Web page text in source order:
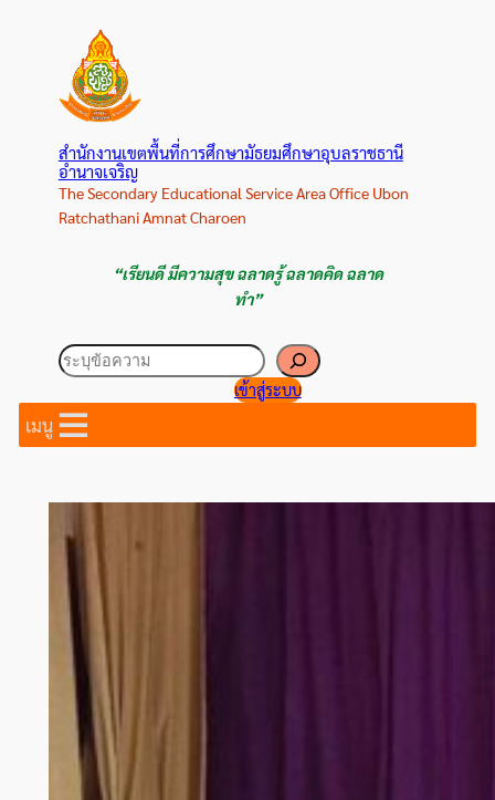
สำนักงานเขตพื้นที่การศึกษามัธยมศึกษาอุบลราชธานี
อำนาจเจริญ
The Secondary Educational Service Area Office Ubon
Ratchathani Amnat Charoen
“เรียนดี มีความสุข ฉลาดรู้ ฉลาดคิด ฉลาด
ทำ”
ค้นหา
เข้าสู่ระบบ
เมนู